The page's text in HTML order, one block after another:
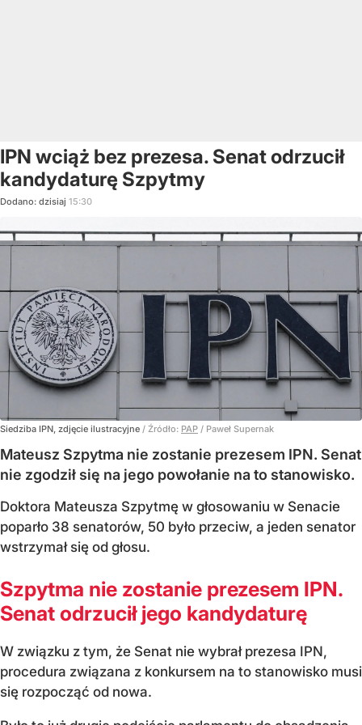
IPN wciąż bez prezesa. Senat odrzucił
kandydaturę Szpytmy
Dodano: dzisiaj 15:30
Siedziba IPN, zdjęcie ilustracyjne / Źródło: PAP / Paweł Supernak
Mateusz Szpytma nie zostanie prezesem IPN. Senat
nie zgodził się na jego powołanie na to stanowisko.
Doktora Mateusza Szpytmę w głosowaniu w Senacie
poparło 38 senatorów, 50 było przeciw, a jeden senator
wstrzymał się od głosu.
Szpytma nie zostanie prezesem IPN.
Senat odrzucił jego kandydaturę
W związku z tym, że Senat nie wybrał prezesa IPN,
procedura związana z konkursem na to stanowisko musi
się rozpocząć od nowa.